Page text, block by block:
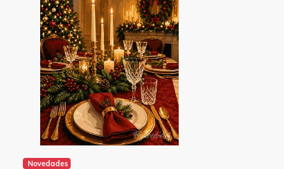
Cena
Navidad
velas
Novedades